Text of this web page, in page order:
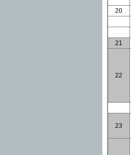
20
21
22
23